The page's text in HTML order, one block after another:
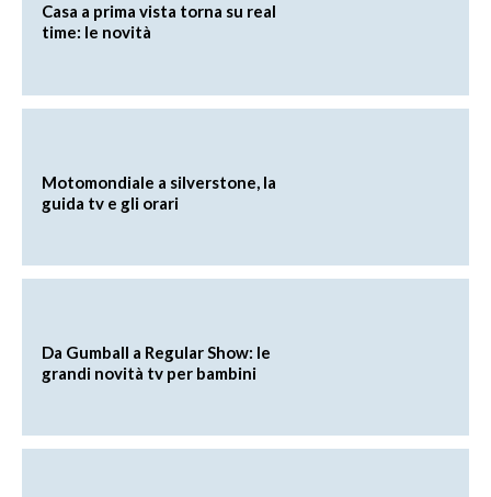
Casa a prima vista torna su real
time: le novità
Motomondiale a silverstone, la
guida tv e gli orari
Da Gumball a Regular Show: le
grandi novità tv per bambini